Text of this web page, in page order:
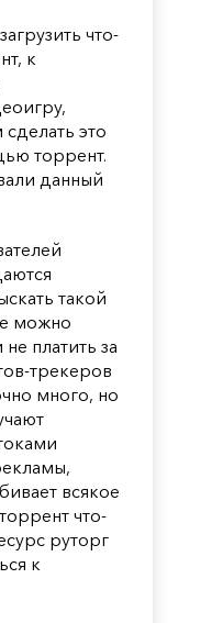
что-
к
это
торрент.
данный
такой
можно
платить за
трекеров
много, но
всякое
что-
руторг
к